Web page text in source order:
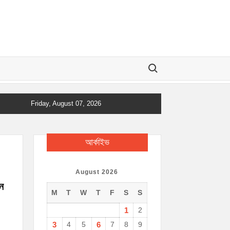
Search for:
Friday, August 07, 2026
আর্কাইভ
August 2026
M T W T F S S
1 2
3 4 5 6 7 8
9